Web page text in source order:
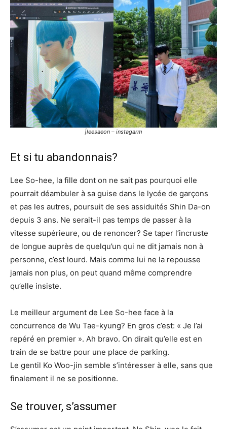
|leesaeon – instagarm
Et si tu abandonnais?
Lee So-hee, la fille dont on ne sait pas pourquoi elle
pourrait déambuler à sa guise dans le lycée de garçons
et pas les autres, poursuit de ses assiduités Shin Da-on
depuis 3 ans. Ne serait-il pas temps de passer à la
vitesse supérieure, ou de renoncer? Se taper l’incruste
de longue auprès de quelqu’un qui ne dit jamais non à
personne, c’est lourd. Mais comme lui ne la repousse
jamais non plus, on peut quand même comprendre
qu’elle insiste.
Le meilleur argument de Lee So-hee face à la
concurrence de Wu Tae-kyung? En gros c’est: « Je l’ai
repéré en premier ». Ah bravo. On dirait qu’elle est en
train de se battre pour une place de parking.
Le gentil Ko Woo-jin semble s’intéresser à elle, sans que
finalement il ne se positionne.
Se trouver, s’assumer